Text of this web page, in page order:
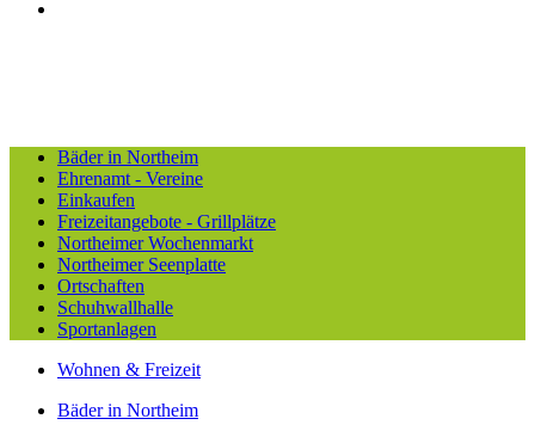
Bäder in Northeim
Ehrenamt - Vereine
Einkaufen
Freizeitangebote - Grillplätze
Northeimer Wochenmarkt
Northeimer Seenplatte
Ortschaften
Schuhwallhalle
Sportanlagen
Wohnen & Freizeit
Bäder in Northeim